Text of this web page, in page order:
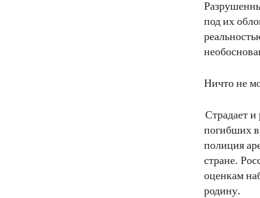
под их
Ничто не
Страдает
погибших в
полиция
стране.
оценкам
родину.